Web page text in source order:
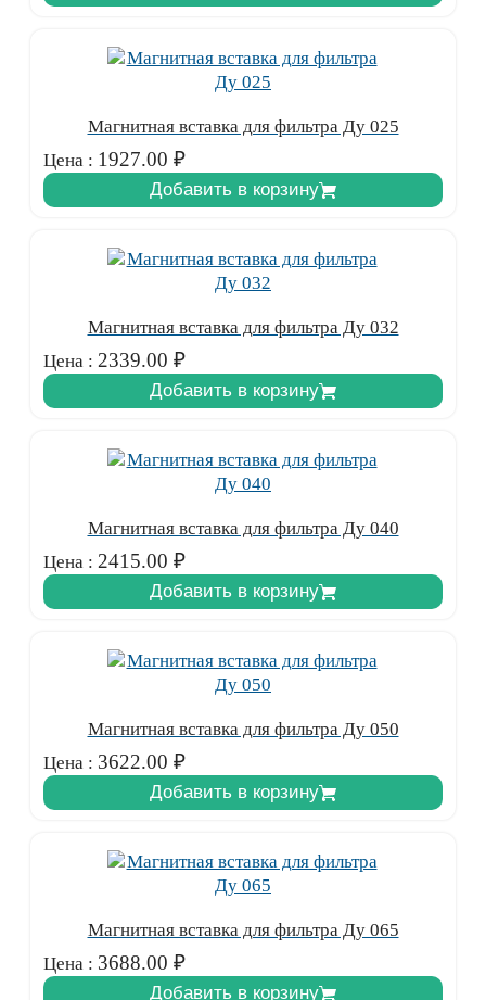
Магнитная вставка для фильтра Ду 025
Цена : 1927.00 ₽
Добавить в корзину
Магнитная вставка для фильтра Ду 032
Цена : 2339.00 ₽
Добавить в корзину
Магнитная вставка для фильтра Ду 040
Цена : 2415.00 ₽
Добавить в корзину
Магнитная вставка для фильтра Ду 050
Цена : 3622.00 ₽
Добавить в корзину
Магнитная вставка для фильтра Ду 065
Цена : 3688.00 ₽
Добавить в корзину